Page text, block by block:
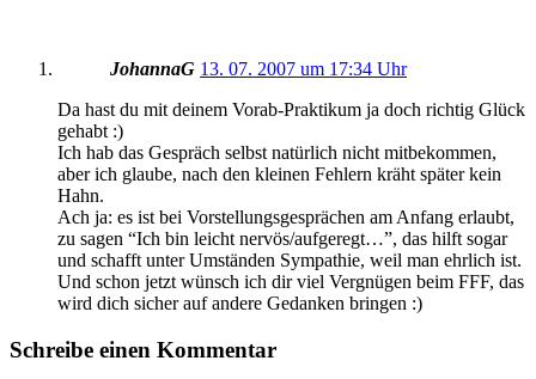
JohannaG 13. 07. 2007 um 17:34 Uhr
Da hast du mit deinem Vorab-Praktikum ja doch richtig Glück
gehabt :)
Ich hab das Gespräch selbst natürlich nicht mitbekommen,
aber ich glaube, nach den kleinen Fehlern kräht später kein
Hahn.
Ach ja: es ist bei Vorstellungsgesprächen am Anfang erlaubt,
zu sagen “Ich bin leicht nervös/aufgeregt…”, das hilft sogar
und schafft unter Umständen Sympathie, weil man ehrlich ist.
Und schon jetzt wünsch ich dir viel Vergnügen beim FFF, das
wird dich sicher auf andere Gedanken bringen :)
Schreibe einen Kommentar